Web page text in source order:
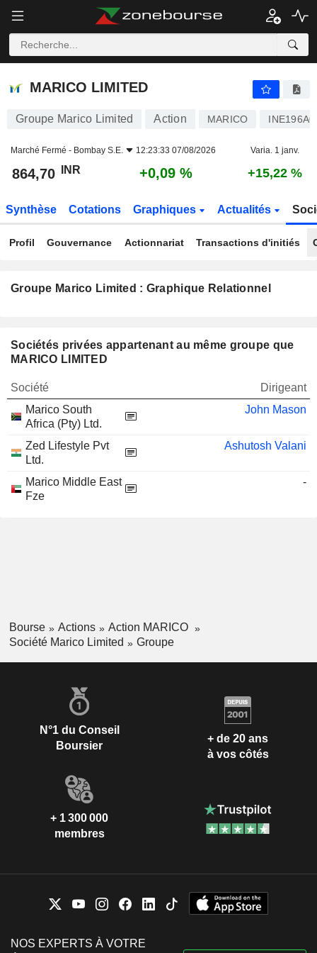
MARICO LIMITED
MARICO LIMITED
Groupe Marico Limited Action MARICO
Marché Fermé - Bombay S.E. 12:23:33 07/08/2026 Varia. 1 janv.
864,70 INR +0,09 % +15,22 %
Synthèse Cotations Graphiques Actualités
Profil Gouvernance Actionnariat Transactions d'initiés
Groupe Marico Limited : Graphique Relationnel
Sociétés privées appartenant au même groupe que
MARICO LIMITED
Société
Dirigeant
Marico South
Africa (Pty) Ltd.
John Mason
Zed Lifestyle Pvt
Ltd.
Ashutosh Valani
Marico Middle East
Fze
-
Bourse Actions
Action MARICO
Société Marico Limited
Groupe
N°1 du Conseil
Boursier
+ de 20 ans
à vos côtés
+ 1 300 000
membres
NOS EXPERTS À VOTRE